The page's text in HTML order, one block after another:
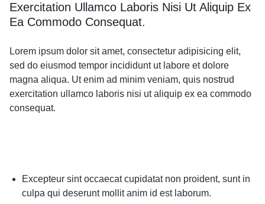
Exercitation Ullamco Laboris Nisi Ut Aliquip Ex
Ea Commodo Consequat.
Lorem ipsum dolor sit amet, consectetur adipisicing elit,
sed do eiusmod tempor incididunt ut labore et dolore
magna aliqua. Ut enim ad minim veniam, quis nostrud
exercitation ullamco laboris nisi ut aliquip ex ea commodo
consequat.
Excepteur sint occaecat cupidatat non proident, sunt in
culpa qui deserunt mollit anim id est laborum.